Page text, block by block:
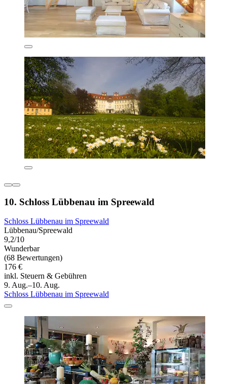
10. Schloss Lübbenau im Spreewald
Schloss Lübbenau im Spreewald
Lübbenau/Spreewald
9,2/10
Wunderbar
(68 Bewertungen)
176 €
inkl. Steuern & Gebühren
9. Aug.–10. Aug.
Schloss Lübbenau im Spreewald